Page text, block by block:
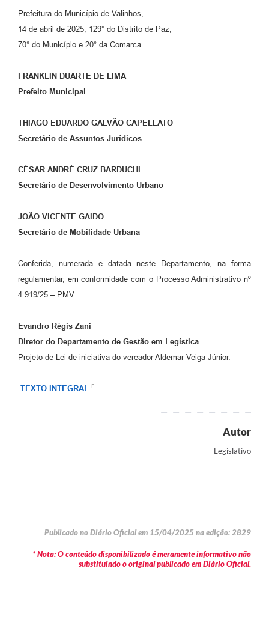
Prefeitura do Município de Valinhos,
14 de abril de 2025, 129° do Distrito de Paz,
70° do Município e 20° da Comarca.
FRANKLIN DUARTE DE LIMA
Prefeito Municipal
THIAGO EDUARDO GALVÃO CAPELLATO
Secretário de Assuntos Jurídicos
CÉSAR ANDRÉ CRUZ BARDUCHI
Secretário de Desenvolvimento Urbano
JOÃO VICENTE GAIDO
Secretário de Mobilidade Urbana
Conferida, numerada e datada neste Departamento, na forma
regulamentar, em conformidade com o Processo Administrativo nº
4.919/25 – PMV.
Evandro Régis Zani
Diretor do Departamento de Gestão em Legística
Projeto de Lei de iniciativa do vereador Aldemar Veiga Júnior.
TEXTO INTEGRAL
Autor
Legislativo
Publicado no Diário Oficial em 15/04/2025 na edição: 2829
* Nota: O conteúdo disponibilizado é meramente informativo não
substituindo o original publicado em Diário Oficial.